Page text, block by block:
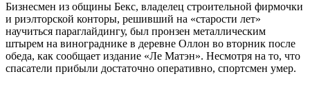
Бизнесмен из общины Бекс, владелец строительной фирмочки
и риэлторской конторы, решивший на «старости лет»
научиться параглайдингу, был пронзен металлическим
штырем на винограднике в деревне Оллон во вторник после
обеда, как сообщает издание «Ле Матэн». Несмотря на то, что
спасатели прибыли достаточно оперативно, спортсмен умер.